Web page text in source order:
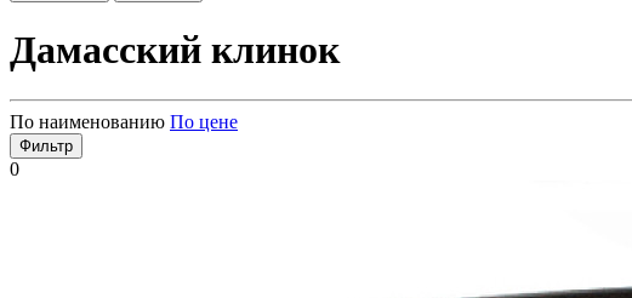
Дамасский клинок
По наименованию По цене
Фильтр
0